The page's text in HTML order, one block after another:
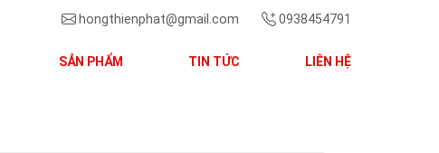
hongthienphat@gmail.com 0938454791
SẢN PHẨM TIN TỨC LIÊN HỆ